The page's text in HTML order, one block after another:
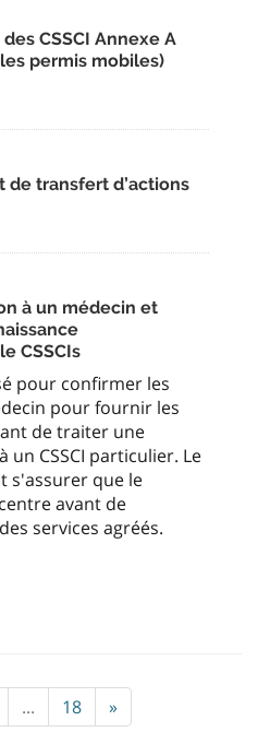
CSSCI Annexe A
permis mobiles)
de transfert d’actions
à un médecin et
CSSCIs
pour confirmer les
pour fournir les
de traiter une
CSSCI particulier. Le
s'assurer que le
avant de
services agréés.
... 18 »